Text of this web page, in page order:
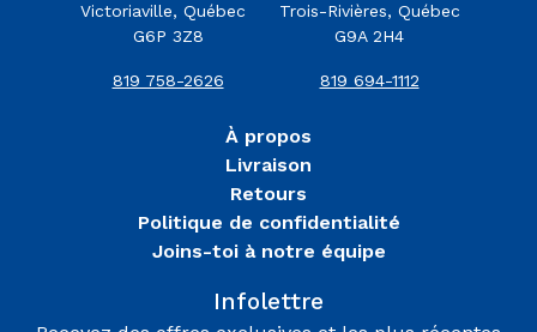
Victoriaville, Québec
G6P 3Z8
819 758-2626
Trois-Rivières, Québec
G9A 2H4
819 694-1112
À propos
Livraison
Retours
Politique de confidentialité
Joins-toi à notre équipe
Infolettre